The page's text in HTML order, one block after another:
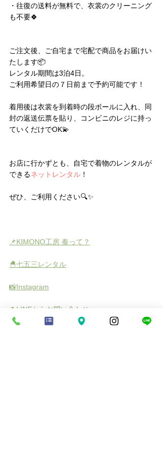
・往復の送料が無料で、衣裳のクリーニング
も不要🍀
ご注文後、ご自宅まで宅配で商品をお届けい
たします📦
レンタル期間は3泊4日。
ご利用希望日の７日前まで予約可能です！
着用後は衣裳を到着時の段ボールに入れ、同
封の返送伝票を貼り、コンビニのレジに持っ
ていくだけでOK💫
お店に行かずとも、自宅で着物のレンタルが
できるネットレンタル ！
ぜひ、ご利用ください🔍✨
📌KIMONO工房 奏って？
🐣七五三レンタル
📸Instagram
🍀LINEからお問い合わせ